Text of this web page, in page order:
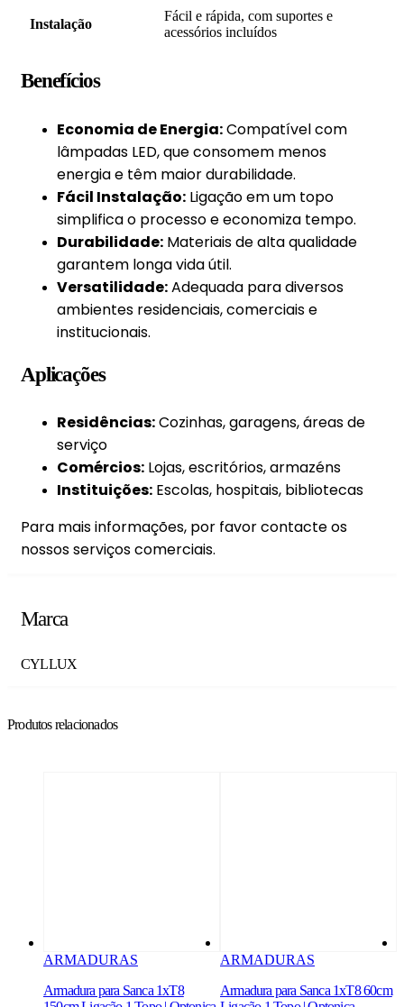
Instalação
Fácil e rápida, com suportes e
acessórios incluídos
Benefícios
Economia de Energia:Compatível com
lâmpadas LED, que consomem menos
energia e têm maior durabilidade.
Fácil Instalação: Ligação em um topo
simplifica o processo e economiza tempo.
Durabilidade: Materiais de alta qualidade
garantem longa vida útil.
Versatilidade:Adequada para diversos
ambientes residenciais, comerciais e
institucionais.
Aplicações
Residências:Cozinhas, garagens, áreas de
serviço
Comércios: Lojas, escritórios, armazéns
Instituições: Escolas, hospitais, bibliotecas
Para mais informações, por favor contacte os
nossos serviços comerciais.
Marca
CYLLUX
Produtos relacionados
ARMADURAS
Armadura para Sanca 1xT8
ARMADURAS
Armadura para Sanca 1xT8 60cm